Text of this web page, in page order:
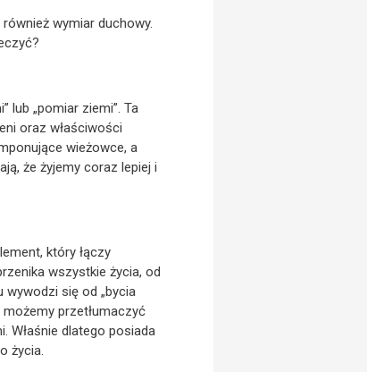
wymiar duchowy.
lub „pomiar ziemi”. Ta
oraz właściwości
wieżowce, a
że żyjemy coraz lepiej i
który łączy
wszystkie życia, od
wywodzi się od „bycia
możemy przetłumaczyć
Właśnie dlatego posiada
życia.